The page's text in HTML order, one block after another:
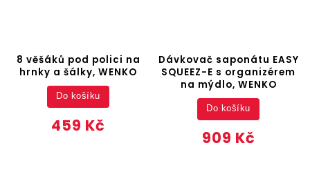
8 věšáků pod polici na
hrnky a šálky, WENKO
459 Kč
Do košíku
Dávkovač saponátu EASY
SQUEEZ-E s organizérem
na mýdlo, WENKO
909 Kč
Do košíku